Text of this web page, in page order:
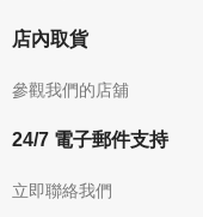
店內取貨
參觀我們的店舖
24/7 電子郵件支持
立即聯絡我們